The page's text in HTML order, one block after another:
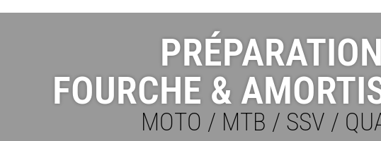
FOURCHE &
MOTO / MTB / SSV /